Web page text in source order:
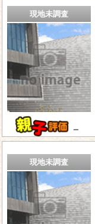
現地未調査
－
現地未調査